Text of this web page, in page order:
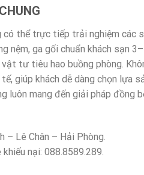
có thể trực tiếp trải nghiệm các
ga gối chuẩn khách sạn
tư tiêu hao buồng phòng.
giúp khách dễ dàng chọn lựa
luôn mang đến giải pháp đồng
– Lê Chân – Hải Phòng.
nại: 088.8589.289.